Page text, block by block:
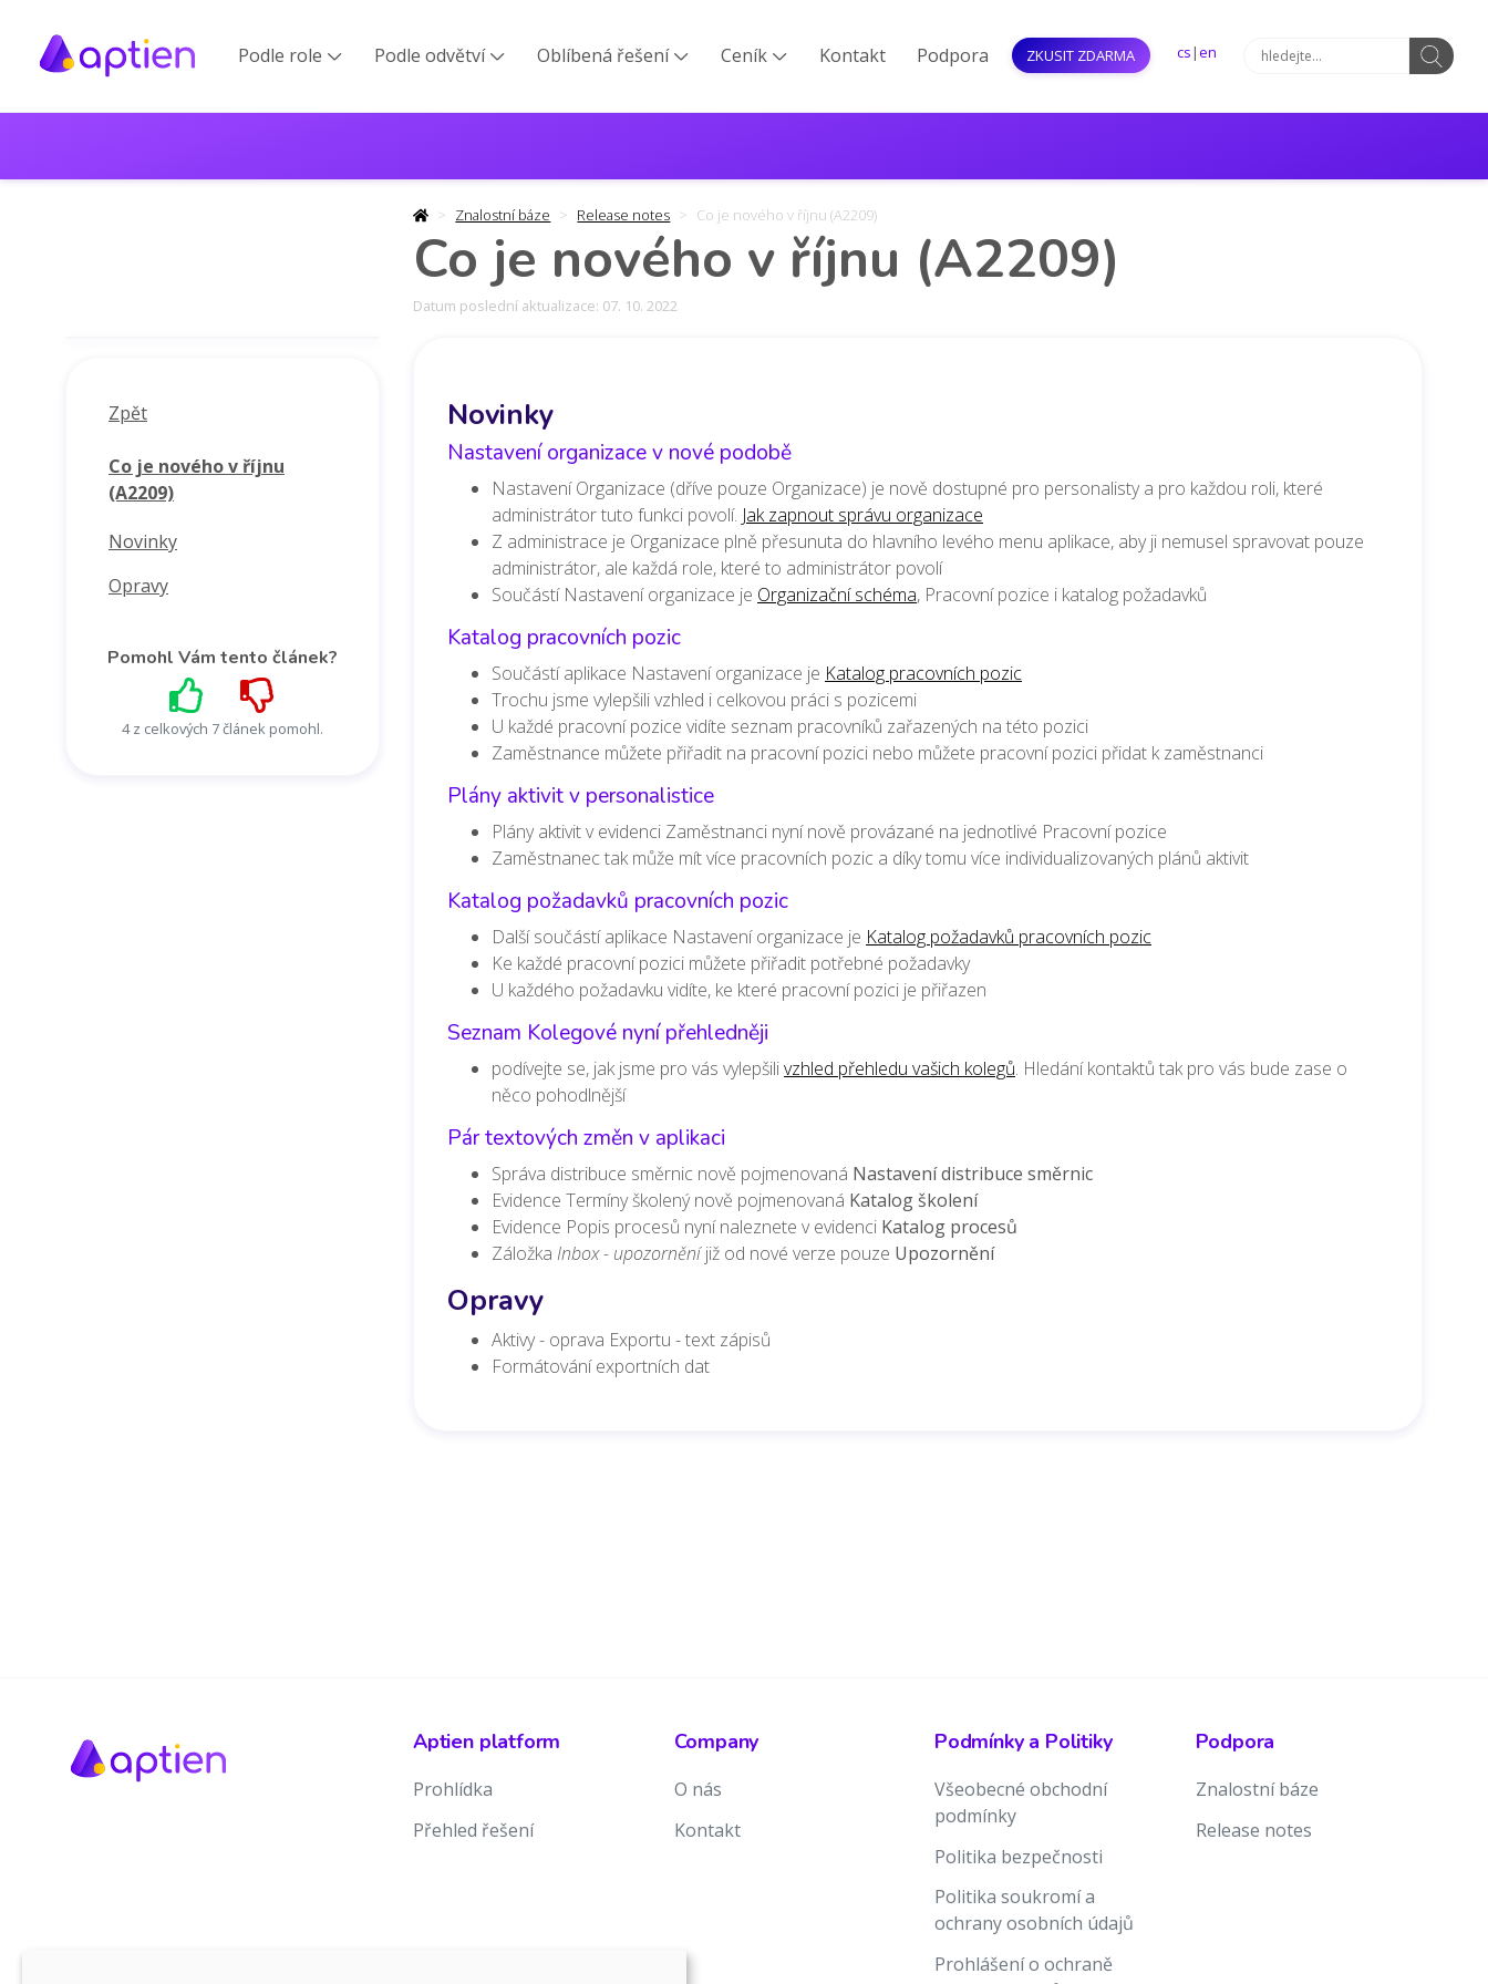
Podle role  Podle odvětví  Oblíbená řešení  Ceník  Kontakt Podpora ZKUSIT ZDARMA cs |en
Znalostní báze Release notes Co je nového v říjnu (A2209)
Co je nového v říjnu (A2209)
Datum poslední aktualizace: 07. 10. 2022
Zpět
Co je nového v říjnu
(A2209)
Novinky
Opravy
Pomohl Vám tento článek?
4 z celkových 7 článek pomohl.
Novinky
Nastavení organizace v nové podobě
Nastavení Organizace (dříve pouze Organizace) je nově dostupné pro personalisty a pro každou roli, které
administrátor tuto funkci povolí. Jak zapnout správu organizace
Z administrace je Organizace plně přesunuta do hlavního levého menu aplikace, aby ji nemusel spravovat pouze
administrátor, ale každá role, které to administrátor povolí
Součástí Nastavení organizace je Organizační schéma, Pracovní pozice i katalog požadavků
Katalog pracovních pozic
Součástí aplikace Nastavení organizace je Katalog pracovních pozic
Trochu jsme vylepšili vzhled i celkovou práci s pozicemi
U každé pracovní pozice vidíte seznam pracovníků zařazených na této pozici
Zaměstnance můžete přiřadit na pracovní pozici nebo můžete pracovní pozici přidat k zaměstnanci
Plány aktivit v personalistice
Plány aktivit v evidenci Zaměstnanci nyní nově provázané na jednotlivé Pracovní pozice
Zaměstnanec tak může mít více pracovních pozic a díky tomu více individualizovaných plánů aktivit
Katalog požadavků pracovních pozic
Další součástí aplikace Nastavení organizace je Katalog požadavků pracovních pozic
Ke každé pracovní pozici můžete přiřadit potřebné požadavky
U každého požadavku vidíte, ke které pracovní pozici je přiřazen
Seznam Kolegové nyní přehledněji
podívejte se, jak jsme pro vás vylepšilivzhled přehledu vašich kolegů. Hledání kontaktů tak pro vás bude zase o
něco pohodlnější
Pár textových změn v aplikaci
Správa distribuce směrnic nově pojmenovaná Nastavení distribuce směrnic
Evidence Termíny školený nově pojmenovaná Katalog školení
Evidence Popis procesů nyní naleznete v evidenci Katalog procesů
Záložka Inbox - upozorněníjiž od nové verze pouze Upozornění
Opravy
Aktivy - oprava Exportu - text zápisů
Formátování exportních dat
Aptien platform
Prohlídka
Přehled řešení
Company
O nás
Kontakt
Podmínky a Politiky
Všeobecné obchodní
podmínky
Politika bezpečnosti
Politika soukromí a
ochrany osobních údajů
Prohlášení o ochraně
Podpora
Znalostní báze
Release notes